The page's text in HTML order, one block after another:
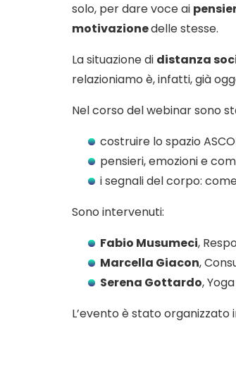
solo, per dare voce ai
motivazionedelle stesse.
La situazione di distanza
relazioniamo è, infatti, già
Nel corso del webinar sono
costruire lo spazio
pensieri, emozioni e
i segnali del corpo:
Sono intervenuti:
Fabio Musumeci,
Marcella Giacon,
Serena Gottardo,
L’evento è stato